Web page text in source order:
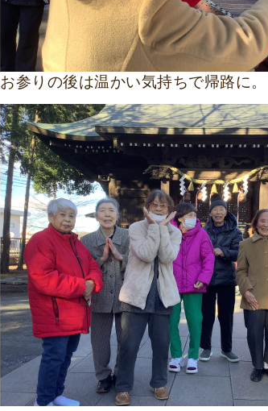
お参りの後は温かい気持ちで帰路に。